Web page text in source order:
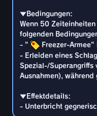
Ausnahmen), während
▼Effektdetails:
- Unterbricht
▼Bedingungen:
Wenn 50
folgenden
- "
Freezer-Armee"
- Erleiden eines
Spezial-/Superangriffs
Ausnahmen), während
▼Effektdetails:
- Unterbricht